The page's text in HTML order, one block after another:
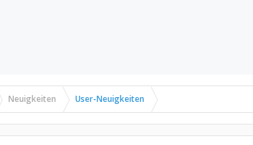
Neuigkeiten User-Neuigkeiten